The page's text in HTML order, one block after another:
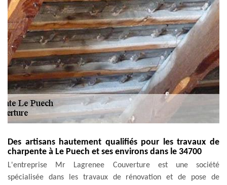
Des artisans hautement qualifiés pour les travaux de
charpente à Le Puech et ses environs dans le 34700
L'entreprise Mr Lagrenee Couverture est une société
spécialisée dans les travaux de rénovation et de pose de